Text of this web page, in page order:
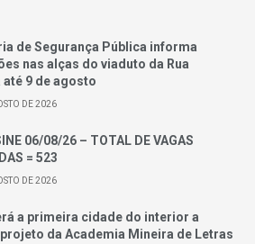
de Segurança Pública informa
nas alças do viaduto da Rua
até 9 de agosto
DE 2026
06/08/26 – TOTAL DE VAGAS
= 523
DE 2026
a primeira cidade do interior a
da Academia Mineira de Letras